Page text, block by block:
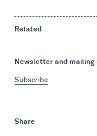
Related
Newsletter and mailing
Subscribe
Share